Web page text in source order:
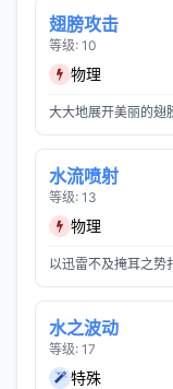
翅膀攻击
等级: 10
物理
大大地展开美丽的翅
水流喷射
等级: 13
物理
以迅雷不及掩耳之势
水之波动
等级: 17
特殊